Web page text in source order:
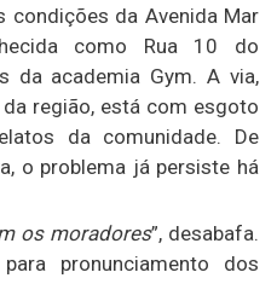
condições da Avenida Mar
como Rua 10 do
da academia Gym. A via,
região, está com esgoto
da comunidade. De
o problema já persiste há
os moradores”, desabafa.
pronunciamento dos